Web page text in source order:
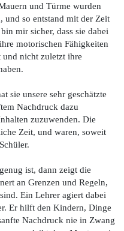
und Türme wurden
so entstand mit der Zeit
mir sicher, dass sie dabei
motorischen Fähigkeiten
und nicht zuletzt ihre
sie unsere sehr geschätzte
Nachdruck dazu
zuzuwenden. Die
Zeit, und waren, soweit
ist, dann zeigt die
an Grenzen und Regeln,
Ein Lehrer agiert dabei
Er hilft den Kindern, Dinge
Nachdruck nie in Zwang